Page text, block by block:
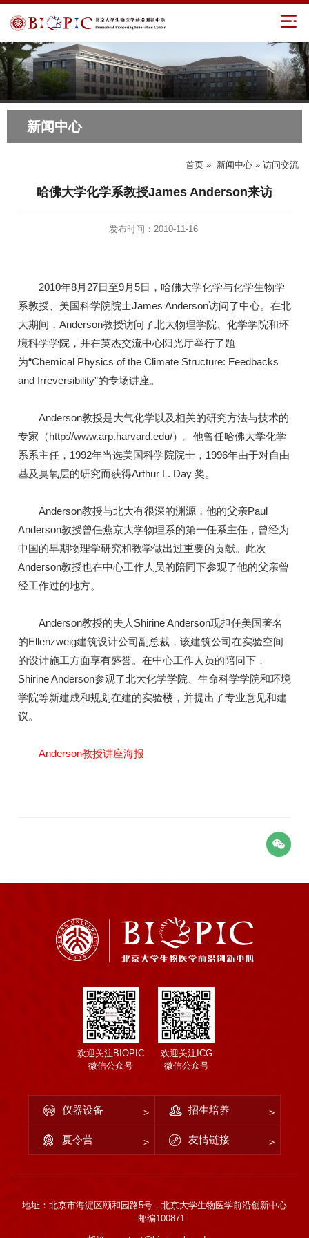
新闻中心
首页 » 新闻中心 » 访问交流
哈佛大学化学系教授James Anderson来访
发布时间：2010-11-16
2010年8月27日至9月5日，哈佛大学化学与化学生物学
系教授、美国科学院院士James Anderson访问了中心。在北
大期间，Anderson教授访问了北大物理学院、化学学院和环
境科学学院，并在英杰交流中心阳光厅举行了题
为“Chemical Physics of the Climate Structure: Feedbacks
and Irreversibility”的专场讲座。
Anderson教授是大气化学以及相关的研究方法与技术的
专家（http://www.arp.harvard.edu/）。他曾任哈佛大学化学
系系主任，1992年当选美国科学院院士，1996年由于对自由
基及臭氧层的研究而获得Arthur L. Day 奖。
Anderson教授与北大有很深的渊源，他的父亲Paul
Anderson教授曾任燕京大学物理系的第一任系主任，曾经为
中国的早期物理学研究和教学做出过重要的贡献。此次
Anderson教授也在中心工作人员的陪同下参观了他的父亲曾
经工作过的地方。
Anderson教授的夫人Shirine Anderson现担任美国著名
的Ellenzweig建筑设计公司副总裁，该建筑公司在实验空间
的设计施工方面享有盛誉。在中心工作人员的陪同下，
Shirine Anderson参观了北大化学学院、生命科学学院和环境
学院等新建成和规划在建的实验楼，并提出了专业意见和建
议。
Anderson教授讲座海报
欢迎关注BIOPIC
微信公众号
欢迎关注ICG
微信公众号
仪器设备 招生培养
夏令营 友情链接
地址：北京市海淀区颐和园路5号，北京大学生物医学前沿创新中心
邮编100871